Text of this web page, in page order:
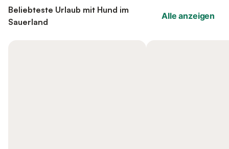
Beliebteste Urlaub mit Hund im
Sauerland
Alle anzeigen